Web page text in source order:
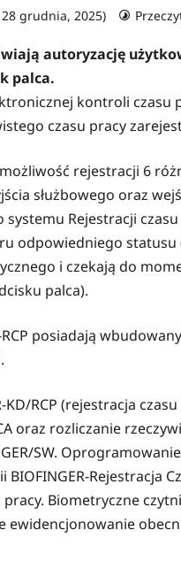
grudnia, 2025)
autoryzację
palca.
kontroli czasu
czasu pracy
rejestracji 6
służbowego oraz
Rejestracji
odpowiedniego statusu
i czekają do
palca).
posiadają
RCP (rejestracja
oraz rozliczanie
SW. Oprogramowanie
Rejestracja
Biometryczne
ewidencjonowanie